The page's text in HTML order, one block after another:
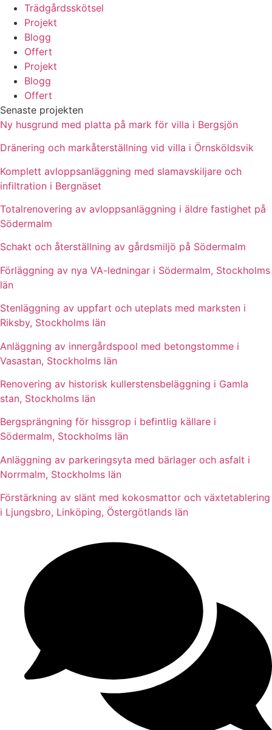
Trädgårdsskötsel
Projekt
Blogg
Offert
Projekt
Blogg
Offert
Senaste projekten
Ny husgrund med platta på mark för villa i Bergsjön
Dränering och markåterställning vid villa i Örnsköldsvik
Komplett avloppsanläggning med slamavskiljare och
infiltration i Bergnäset
Totalrenovering av avloppsanläggning i äldre fastighet på
Södermalm
Schakt och återställning av gårdsmiljö på Södermalm
Förläggning av nya VA-ledningar i Södermalm, Stockholms
län
Stenläggning av uppfart och uteplats med marksten i
Riksby, Stockholms län
Anläggning av innergårdspool med betongstomme i
Vasastan, Stockholms län
Renovering av historisk kullerstensbeläggning i Gamla
stan, Stockholms län
Bergsprängning för hissgrop i befintlig källare i
Södermalm, Stockholms län
Anläggning av parkeringsyta med bärlager och asfalt i
Norrmalm, Stockholms län
Förstärkning av slänt med kokosmattor och växtetablering
i Ljungsbro, Linköping, Östergötlands län